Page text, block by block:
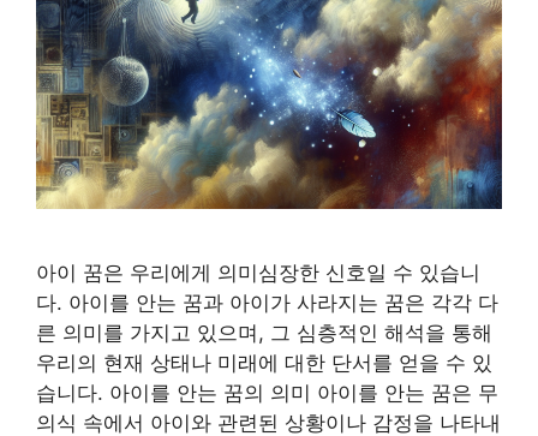
아이 꿈은 우리에게 의미심장한 신호일 수 있습니
다. 아이를 안는 꿈과 아이가 사라지는 꿈은 각각 다
른 의미를 가지고 있으며, 그 심층적인 해석을 통해
우리의 현재 상태나 미래에 대한 단서를 얻을 수 있
습니다. 아이를 안는 꿈의 의미 아이를 안는 꿈은 무
의식 속에서 아이와 관련된 상황이나 감정을 나타내